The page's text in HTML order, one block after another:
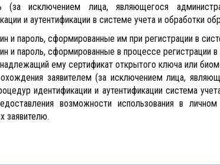
(за исключением лица, являющегося
и аутентификации в системе учета и обработки
и пароль, сформированные им при регистрации в
и пароль, сформированные в процессе регистрации
ему сертификат открытого ключа или
заявителем (за исключением лица,
идентификации и аутентификации система
возможности использования в
заявителю.